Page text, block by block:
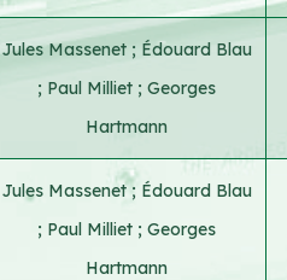
Jules Massenet ; Édouard Blau
; Paul Milliet ;Georges
Hartmann
Jules Massenet; Édouard Blau
; Paul Milliet ;Georges
Hartmann